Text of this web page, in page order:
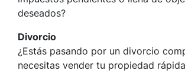
deseados?
Divorcio
¿Estás pasando por un divorcio
necesitas vender tu propiedad